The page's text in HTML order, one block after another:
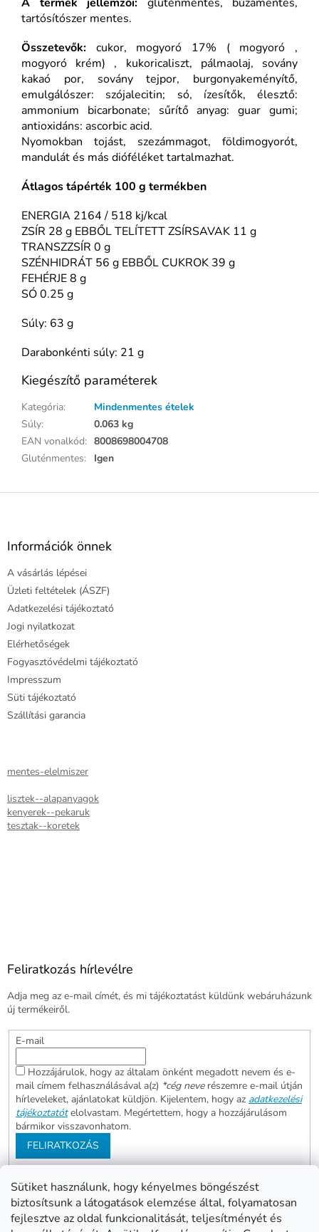
Sütiket használunk, hogy kényelmes böngészést
biztosítsunk a látogatások elemzése által, folyamatosan
fejlesztve az oldal funkcionalitását, teljesítményét és
tartósítószer mentes.
Összetevők: cukor, mogyoró 17% ( mogyoró ,
mogyoró krém) , kukoricaliszt, pálmaolaj, sovány
kakaó por, sovány tejpor, burgonyakeményítő,
emulgálószer: szójalecitin; só, ízesítők, élesztő:
ammonium bicarbonate; sűrítő anyag: guar gumi;
antioxidáns: ascorbic acid.
Nyomokban tojást, szezámmagot, földimogyorót,
mandulát és más dióféléket tartalmazhat.
Átlagos tápérték 100 g termékben
ENERGIA 2164 / 518 kj/kcal
ZSÍR 28 g EBBŐL TELÍTETT ZSÍRSAVAK 11 g
TRANSZZSÍR 0 g
SZÉNHIDRÁT 56 g EBBŐL CUKROK 39 g
FEHÉRJE 8 g
SÓ 0.25 g
Súly: 63 g
Darabonkénti súly: 21 g
Kiegészítő paraméterek
Kategória:
Mindenmentes ételek
Súly:
0.063 kg
EAN vonalkód: 8008698004708
Gluténmentes: Igen
L
Információk önnek
A vásárlás lépései
Üzleti feltételek (ÁSZF)
Adatkezelési tájékoztató
Jogi nyilatkozat
Elérhetőségek
Fogyasztóvédelmi tájékoztató
Impresszum
Süti tájékoztató
Szállítási garancia
mentes-elelmiszer
lisztek--alapanyagok
kenyerek--pekaruk
tesztak--koretek
Feliratkozás hírlevélre
Adja meg az e-mail címét, és mi tájékoztatást küldünk webáruházunk
új termékeiről.
E-mail
Hozzájárulok, hogy az általam önként megadott nevem és e-
mail címem felhasználásával a(z) *cég neverészemre e-mail útján
hírleveleket, ajánlatokat küldjön. Kijelentem, hogy az adatkezelési
tájékoztatót elolvastam. Megértettem, hogy a hozzájárulásom
bármikor visszavonhatom.
FELIRATKOZÁS
Abonett
Mester Család
Civita